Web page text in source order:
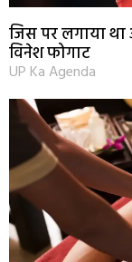
जिस पर लगाया
विनेश फोगाट
UP Ka Agenda